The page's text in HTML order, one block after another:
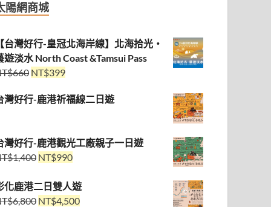
陽網商城
台灣好行-皇冠北海岸線】北海拾光・
遊淡水 North Coast &Tamsui Pass
660 NT$399
灣好行-鹿港祈福線二日遊
灣好行-鹿港觀光工廠親子一日遊
1,400 NT$990
化鹿港二日雙人遊
6,800 NT$4,500